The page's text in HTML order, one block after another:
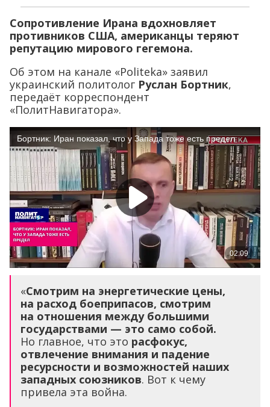
Сопротивление Ирана вдохновляет
противников США, американцы теряют
репутацию мирового гегемона.
Об этом на канале «Politeka» заявил
украинский политолог Руслан Бортник,
передаёт корреспондент
«ПолитНавигатора».
«Смотрим на энергетические цены,
на расход боеприпасов, смотрим
на отношения между большими
государствами — это само собой.
Но главное, что это расфокус,
отвлечение внимания и падение
ресурсности и возможностей наших
западных союзников. Вот к чему
привела эта война.